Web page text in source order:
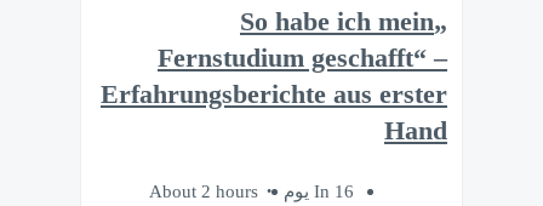
„So habe ich mein
Fernstudium geschafft“ –
Erfahrungsberichte aus erster
Hand
In 16 يوم About 2 hours